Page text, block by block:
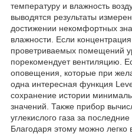
температуру и влажность
выводятся результаты
достижении некомфортных
влажности. Если
проветриваемых помещений
порекомендует вентиляцию.
оповещения, которые при
одна интересная функция
сохранение истории
значений. Также прибор
углекислого газа за
Благодаря этому можно легко